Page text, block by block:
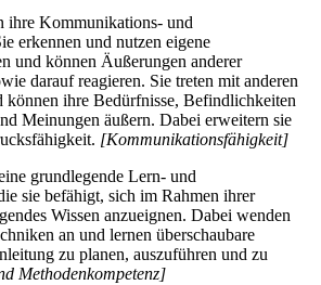
ihre Kommunikations- und
erkennen und nutzen eigene
und können Äußerungen anderer
darauf reagieren. Sie treten mit anderen
ihre Bedürfnisse, Befindlichkeiten
Meinungen äußern. Dabei erweitern sie
[Kommunikationsfähigkeit]
grundlegende Lern- und
sie befähigt, sich im Rahmen ihrer
Wissen anzueignen. Dabei wenden
an und lernen überschaubare
zu planen, auszuführen und zu
Methodenkompetenz]